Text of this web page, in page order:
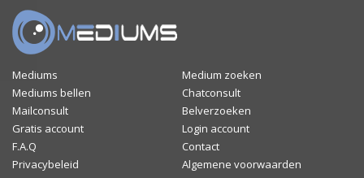
Mediums
Medium zoeken
Mediums bellen
Chatconsult
Mailconsult
Belverzoeken
Gratis account
Login account
F.A.Q
Contact
Privacybeleid
Algemene voorwaarden